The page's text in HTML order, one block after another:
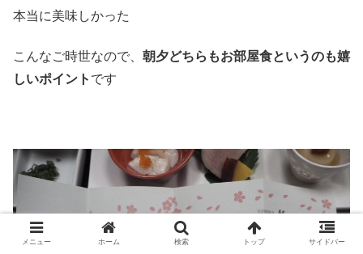
本当に美味しかった
こんなご時世なので、 朝夕どちらもお部屋食というのも嬉
しいポイントです
メニュー ホーム 検索 トップ サイドバー